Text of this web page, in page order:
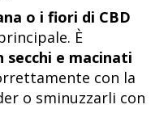
o i fiori di CBD
È
secchi e macinati
con la
o sminuzzarli con